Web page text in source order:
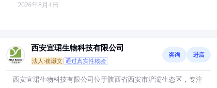
2026年8月4日
西安宜珺生物科技有限公司
法人:崔灏文 通过真实性核验
咨询 进店
西安宜珺生物科技有限公司位于陕西省西安市浐灞生态区，专注